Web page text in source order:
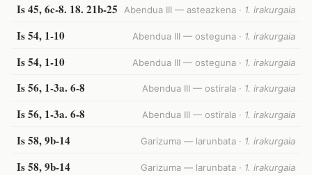
Is 45, 6c-8. 18. 21b-25 Abendua III — asteazkena · 1. irakurgaia
Is 54, 1-10 Abendua III — osteguna · 1. irakurgaia
Is 54, 1-10 Abendua III — osteguna · 1. irakurgaia
Is 56, 1-3a. 6-8 Abendua III — ostirala · 1. irakurgaia
Is 56, 1-3a. 6-8 Abendua III — ostirala · 1. irakurgaia
Is 58, 9b-14 Garizuma — larunbata · 1. irakurgaia
Is 58, 9b-14 Garizuma — larunbata · 1. irakurgaia